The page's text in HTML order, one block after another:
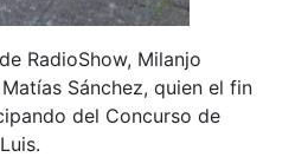
RadioShow, Milanjo
Sánchez, quien el fin
del Concurso de